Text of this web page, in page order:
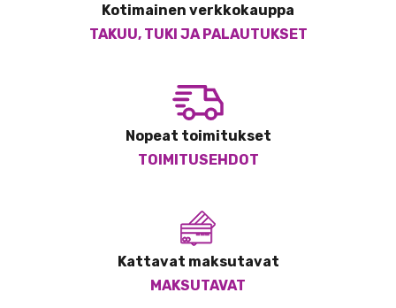
Kotimainen verkkokauppa
TAKUU, TUKI JA PALAUTUKSET
Nopeat toimitukset
TOIMITUSEHDOT
Kattavat maksutavat
MAKSUTAVAT